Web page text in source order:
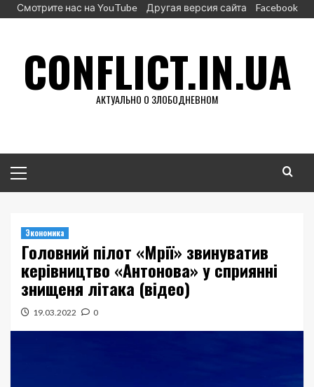
Перейти
Смотрите нас на YouTube Другая версия сайта Facebook
CONFLICT.IN.UA
АКТУАЛЬНО О ЗЛОБОДНЕВНОМ
меню
Экономика
Головний пілот «Мрії» звинуватив
керівництво «Антонова» у сприянні
знищеня літака (відео)
19.03.2022 0